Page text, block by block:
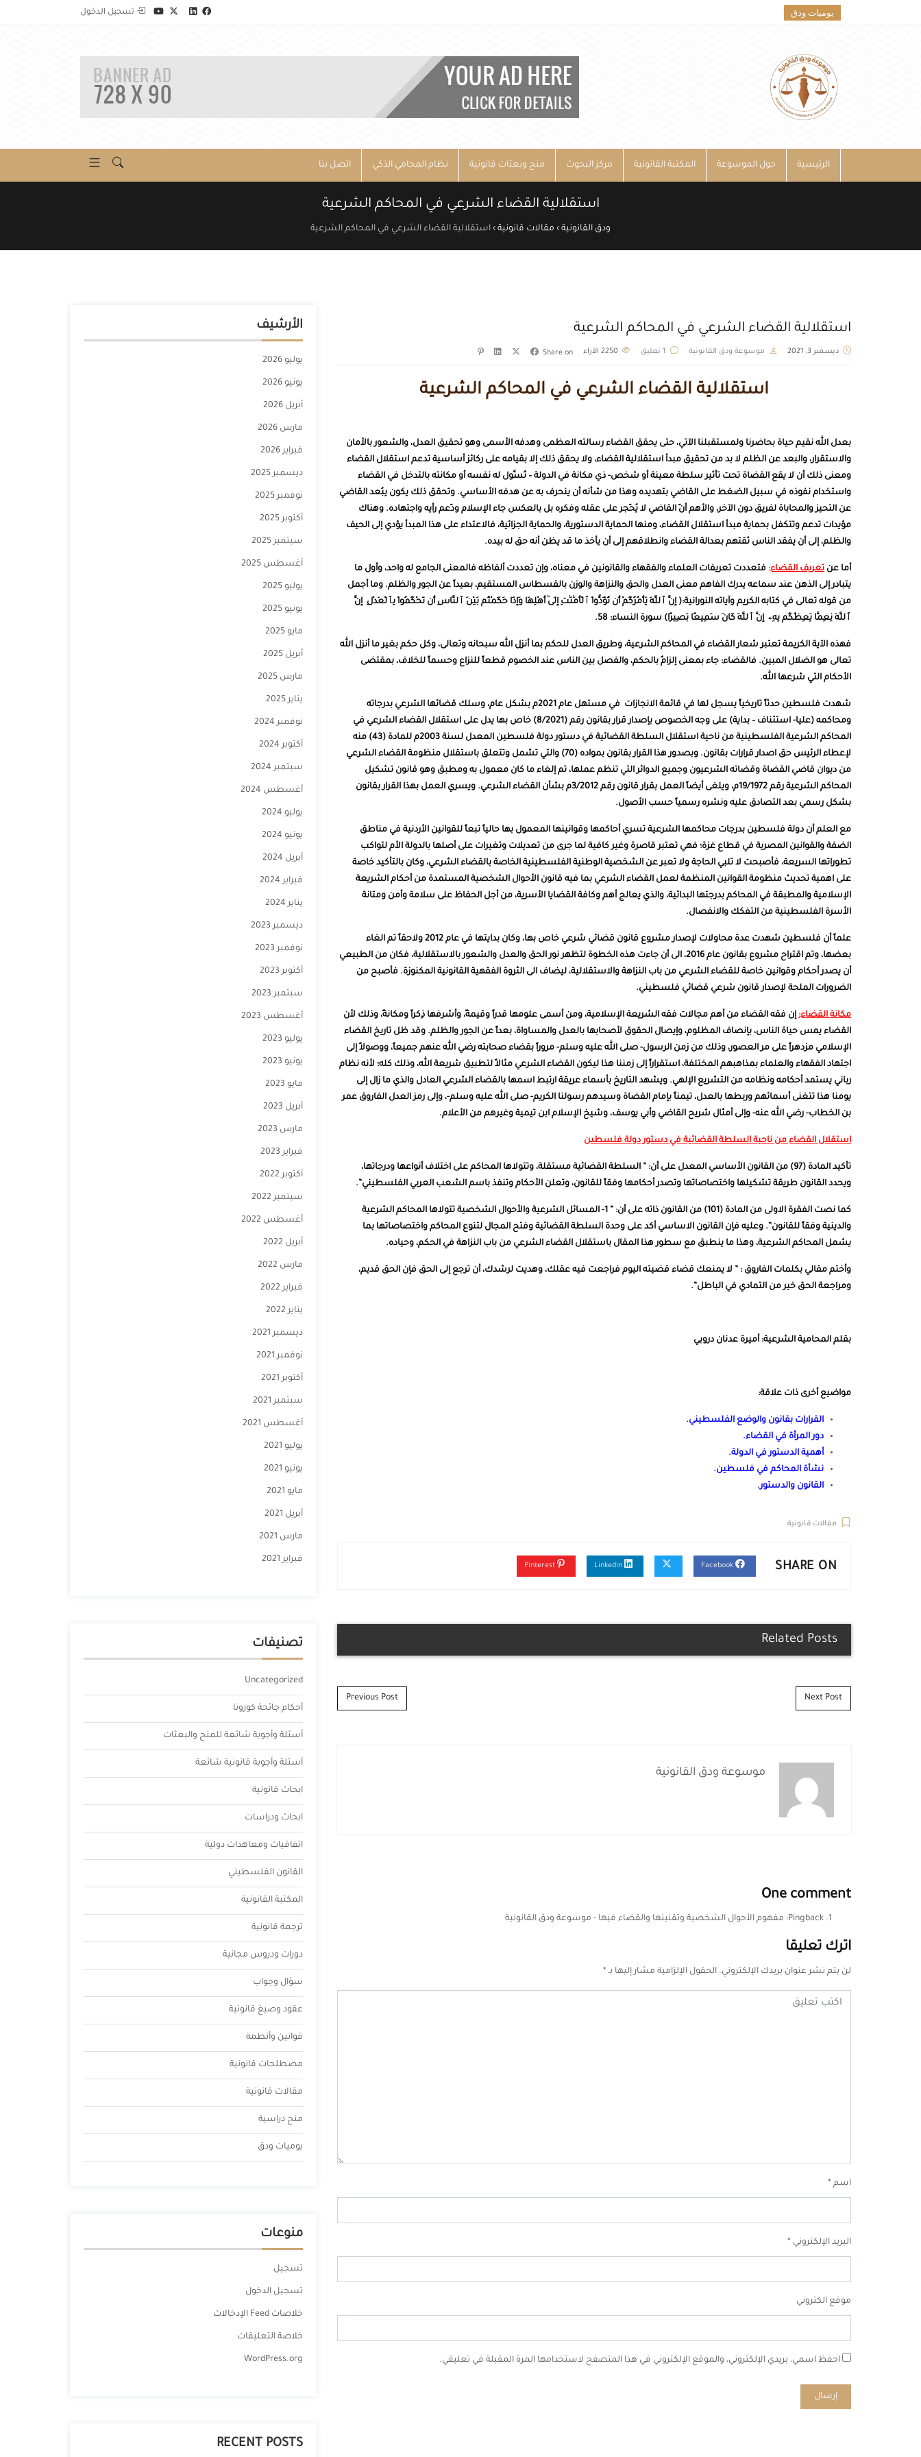
يوميات ودق تسجيل الدخول
الرئيسية حول الموسوعة المكتبة القانونية مركز البحوث منح وبعثات قانونية نظام المحامي الذكي اتصل بنا
استقلالية القضاء الشرعي في المحاكم الشرعية
ودق القانونية › مقالات قانونية › استقلالية القضاء الشرعي في المحاكم الشرعية
استقلالية القضاء الشرعي في المحاكم الشرعية
ديسمبر 3, 2021 موسوعة ودق القانونية 1 تعليق الآراء Share on
استقلالية القضاء الشرعي في المحاكم الشرعية
بعدل الله نقيم حياة بحاضرنا ولمستقبلنا الآتي، حتى يحقق القضاء رسالته العظمى وهدفه الأسمى وهو تحقيق العدل، والشعور بالأمان
والاستقرار، والبعد عن الظلم لا بد من تحقيق مبدأ استقلالية القضاء، ولا يحقق ذلك إلا بقيامه على ركائز أساسية تدعم استقلال القضاء
ومعنى ذلك أن لا يقع القضاة تحت تأثير سلطة معينة أو شخص- ذي مكانة في الدولة – تُسَّول له نفسه أو مكانته بالتدخل في القضاء
واستخدام نفوذه في سبيل الضغط على القاضي بتهديده وهذا من شأنه أن ينحرف به عن هدفه الأساسي. وتحقق ذلك يكون بِبُعد القاضي
عن التحيز والمحاباة لفريق دون الآخر، والأهم أنّ القاضي لا يُحّجر على عقله وفكره بل بالعكس جاء الإسلام ودّعم رأيه واجتهاده. وهناك
مؤيدات تدعم وتتكفل بحماية مبدأ استقلال القضاء، ومنها الحماية الدستورية، والحماية الجزائية، فالاعتداء على هذا المبدأ يؤدي إلى الحيف
والظلم، إلى أن يفقد الناس ثقتهم بعدالة القضاء وانطلاقهم إلى أن يأخذ ما قد يظن أنه حق له بيده.
أما عن تعريف القضاء: فتعددت تعريفات العلماء والفقهاء والقانونين في معناه، وإن تعددت ألفاظه فالمعنى الجامع له واحد، وأول ما
يتبادر إلى الذهن عند سماعه يدرك الفاهم معنى العدل والحق والنزاهة والوزن بالقسطاس المستقيم، بعيداً عن الجور والظلم. وما أجمل
من قوله تعالى في كتابه الكريم وآياته النورانية:( إِنَّ ٱللَّهَ يَأْمُرُكُمْ أَن تُؤَدُّواْ ٱلْأَمَٰنَٰتِ إِلَىٰٓ أَهْلِهَا وَإِذَا حَكَمْتُم بَيْنَ ٱلنَّاسِ أَن تَحْكُمُواْ بِٱلْعَدْلِ إِنَّ
ٱللَّهَ نِعِمَّا يَعِظُكُم بِهِۦ إِنَّ ٱللَّهَ كَانَ سَمِيعًا بَصِيرًا) سورة النساء: 58.
فهذه الآية الكريمة تعتبر شعار القضاء في المحاكم الشرعية، وطريق العدل للحكم بما أنزل الله سبحانه وتعالى، وكل حكم بغير ما أنزل الله
تعالى هو الضلال المبين. فالقضاء: جاء بمعنى إلزامٌ بالحكم، والفصل بين الناس عند الخصوم قطعاً للنزاع وحسماً للخلاف، بمقتضى
الأحكام التي شرعها الله.
شهدت فلسطين حدثاً تاريخياً يسجل لها في قائمة الانجازات في مستهل عام 2021م بشكل عام، وسلك قضائها الشرعي بدرجاته
ومحاكمه (عليا- استئناف – بداية) على وجه الخصوص بإصدار قرار بقانون رقم (8/2021) خاص بها يدل على استقلال القضاء الشرعي في
المحاكم الشرعية الفلسطينية من ناحية استقلال السلطة القضائية في دستور دولة فلسطين المعدل لسنة 2003م للمادة (43) منه
لإعطاء الرئيس حق اصدار قرارات بقانون. وبصدور هذا القرار بقانون بمواده (70) والتي تشمل وتتعلق باستقلال منظومة القضاء الشرعي
من ديوان قاضي القضاة وقضاته الشرعيون وجميع الدوائر التي تنظم عملها، تم إلغاء ما كان معمول به ومطبق وهو قانون تشكيل
المحاكم الشرعية رقم 19/1972م، ويلغى أيضاً العمل بقرار قانون رقم 3/2012م بشأن القضاء الشرعي. ويسري العمل بهذا القرار بقانون
بشكل رسمي بعد التصادق عليه ونشره رسمياً حسب الأصول.
مع العلم أن دولة فلسطين بدرجات محاكمها الشرعية تسري أحاكمها وقوانينها المعمول بها حالياً تبعاً للقوانين الأردنية في مناطق
الضفة والقوانين المصرية في قطاع غزة؛ فهي تعتبر قاصرة وغير كافية لما جرى من تعديلات وتغيرات على أصلها بالدولة الأم لتواكب
تطوراتها السريعة، فأصبحت لا تلبي الحاجة ولا تعبر عن الشخصية الوطنية الفلسطينية الخاصة بالقضاء الشرعي، وكان بالتأكيد خاصة
على اهمية تحديث منظومة القوانين المنظمة لعمل القضاء الشرعي بما فيه قانون الأحوال الشخصية المستمدة من أحكام الشريعة
الإسلامية والمطبقة في المحاكم بدرجتها البدائية، والذي يعالج أهم وكافة القضايا الأسرية، من أجل الحفاظ على سلامة وأمن ومتانة
الأسرة الفلسطينية من التفكك والانفصال.
علماً أن فلسطين شهدت عدة محاولات لإصدار مشروع قانون قضائي شرعي خاص بها، وكان بدايتها في عام 2012 ولاحقاً تم الغاء
بعضها، وتم اقتراح مشروع بقانون عام 2016، الى أن جاءت هذه الخطوة لتظهر نور الحق والعدل والشعور بالاستقلالية، فكان من الطبيعي
أن يصدر أحكام وقوانين خاصة للقضاء الشرعي من باب النزاهة والاستقلالية، ليضاف الى الثروة الفقهية القانونية المكنوزة. فأصبح من
الضرورات الملحة لإصدار قانون شرعي قضائي فلسطيني.
مكانة القضاء:إن فقه القضاء من أهم مجالات فقه الشريعة الإسلامية، ومن أسمى علومها قدراً وقيمةً، وأشرفها ذِكراً ومكانةً، وذلك لأن
القضاء يمس حياة الناس، بإنصاف المظلوم، وإيصال الحقوق لأصحابها بالعدل والمساواة، بعداً عن الجور والظلم. وقد ظل تاريخ القضاء
الإسلامي مزدهراً على مر العصور، وذلك من زمن الرسول- صلى الله عليه وسلم- مروراً بقضاء صحابته رضي الله عنهم جميعاً، ووصولاً إلى
اجتهاد الفقهاء والعلماء بمذاهبهم المختلفة، استقراراً إلى زمننا هذا ليكون القضاء الشرعي مثالاً لتطبيق شريعة الله، وذلك كله؛ لأنه نظام
رباني يستمد أحكامه ونظامه من التشريع الإلهي. ويشهد التاريخ بأسماء عريقة ارتبط اسمها بالقضاء الشرعي العادل والذي ما زال إلى
يومنا هذا تتغنى أسمائهم وربطها بالعدل، تيمناً بإمام القضاة وسيدهم رسولنا الكريم- صلى الله عليه وسلم-، وإلى رمز العدل الفاروق عمر
بن الخطاب- رضي الله عنه- وإلى أمثال شريح القاضي وأبي يوسف، وشيخ الإسلام ابن تيمية وغيرهم من الأعلام.
استقلال القضاء من ناحية السلطة القضائية في دستور دولة فلسطين
تأكيد المادة (97) من القانون الأساسي المعدل على أن: ” السلطة القضائية مستقلة، وتتولاها المحاكم على اختلاف أنواعها ودرجاتها،
ويحدد القانون طريقة تشكيلها واختصاصاتها وتصدر أحكامها وفقاً للقانون، وتعلن الأحكام وتنفذ باسم الشعب العربي الفلسطيني”.
كما نصت الفقرة الاولى من المادة (101) من القانون ذاته على أن: ” 1- المسائل الشرعية والأحوال الشخصية تتولاها المحاكم الشرعية
والدينية وفقاً للقانون”. وعليه فإن القانون الاساسي أكد على وحدة السلطة القضائية وفتح المجال لتنوع المحاكم واختصاصاتها بما
يشمل المحاكم الشرعية، وهذا ما ينطبق مع سطور هذا المقال باستقلال القضاء الشرعي من باب النزاهة في الحكم، وحياده.
وأختم مقالي بكلمات الفاروق : ” لا يمنعك قضاء قضيته اليوم فراجعت فيه عقلك، وهديت لرشدك، أن ترجع إلى الحق فإن الحق قديم،
ومراجعة الحق خير من التمادي في الباطل”.
بقلم المحامية الشرعية: أميرة عدنان دروبي
مواضيع أخرى ذات علاقة:
القرارات بقانون والوضع الفلسطيني.
دور المرأة في القضاء.
أهمية الدستور في الدولة.
نشأة المحاكم في فلسطين.
القانون والدستور.
مقالات قانونية
SHARE ON
Related Posts
Post navigation
Previous Post Next Post
موسوعة ودق القانونية
One comment
Pingback: مفهوم الأحوال الشخصية وتقنينها والقضاء فيها - موسوعة ودق القانونية
اترك تعليقا
لن يتم نشر عنوان بريدك الإلكتروني. الحقول الإلزامية مشار إليها بـ *
اسم *
البريد الإلكتروني *
موقع الكتروني
احفظ اسمي، بريدي الإلكتروني، والموقع الإلكتروني في هذا المتصفح لاستخدامها المرة المقبلة في تعليقي.
الأرشيف
يوليو 2026
يونيو 2026
أبريل 2026
مارس 2026
فبراير 2026
ديسمبر 2025
نوفمبر 2025
أكتوبر 2025
سبتمبر 2025
أغسطس 2025
يوليو 2025
يونيو 2025
مايو 2025
أبريل 2025
مارس 2025
يناير 2025
نوفمبر 2024
أكتوبر 2024
سبتمبر 2024
أغسطس 2024
يوليو 2024
يونيو 2024
أبريل 2024
فبراير 2024
يناير 2024
ديسمبر 2023
نوفمبر 2023
أكتوبر 2023
سبتمبر 2023
أغسطس 2023
يوليو 2023
يونيو 2023
مايو 2023
أبريل 2023
مارس 2023
فبراير 2023
أكتوبر 2022
سبتمبر 2022
أغسطس 2022
أبريل 2022
مارس 2022
فبراير 2022
يناير 2022
ديسمبر 2021
نوفمبر 2021
أكتوبر 2021
سبتمبر 2021
أغسطس 2021
يوليو 2021
يونيو 2021
مايو 2021
أبريل 2021
مارس 2021
فبراير 2021
تصنيفات
Uncategorized
أحكام جائحة كورونا
أسئلة وأجوبة شائعة للمنح والبعثات
أسئلة وأجوبة قانونية شائعة
ابحاث قانونية
ابحاث ودراسات
اتفاقيات ومعاهدات دولية
القانون الفلسطيني
المكتبة القانونية
ترجمة قانونية
دورات ودروس مجانية
سؤال وجواب
عقود وصيغ قانونية
قوانين وأنظمة
مصطلحات قانونية
مقالات قانونية
منح دراسية
يوميات ودق
منوعات
تسجيل
تسجيل الدخول
خلاصات Feed الإدخالات
خلاصة التعليقات
WordPress.org
RECENT POSTS